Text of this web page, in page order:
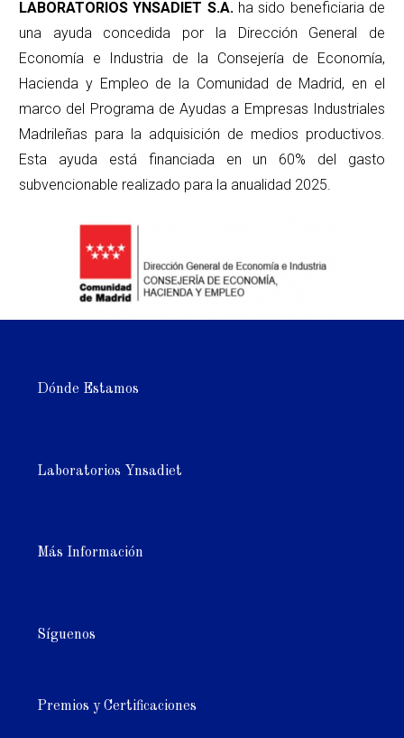
LABORATORIOS YNSADIET S.A. ha sido beneficiaria de
una ayuda concedida por la Dirección General de
Economía e Industria de la Consejería de Economía,
Hacienda y Empleo de la Comunidad de Madrid, en el
marco del Programa de Ayudas a Empresas Industriales
Madrileñas para la adquisición de medios productivos.
Esta ayuda está financiada en un 60% del gasto
subvencionable realizado para la anualidad 2025.
Dónde Estamos
Laboratorios Ynsadiet
Más Información
Síguenos
Premios y Certificaciones